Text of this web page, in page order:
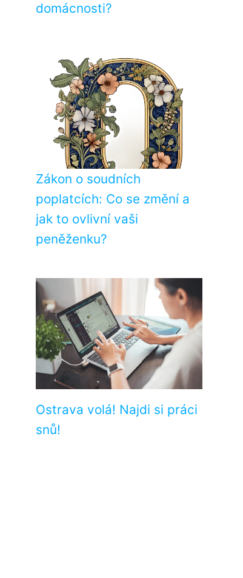
domácnosti?
Zákon o soudních
poplatcích: Co se změní a
jak to ovlivní vaši
peněženku?
Ostrava volá! Najdi si práci
snů!